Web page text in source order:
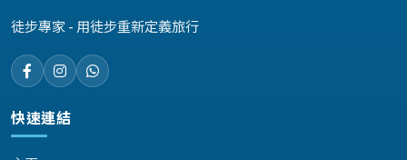
徒步專家 - 用徒步重新定義旅行
快速連結